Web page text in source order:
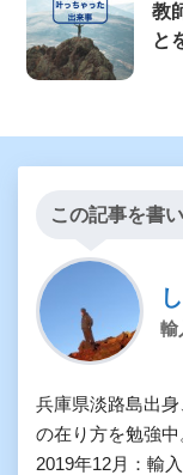
教
と
この記事を書
輸
兵庫県淡路島出
の在り方を勉強中
2019年12月：輸